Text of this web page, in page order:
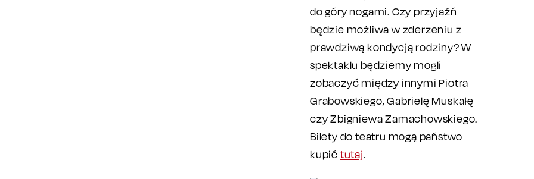
do góry nogami. Czy przyjaźń
będzie możliwa w zderzeniu z
prawdziwą kondycją rodziny? W
spektaklu będziemy mogli
zobaczyć między innymi Piotra
Grabowskiego, Gabrielę Muskałę
czy Zbigniewa Zamachowskiego.
Bilety do teatru mogą państwo
kupić tutaj.